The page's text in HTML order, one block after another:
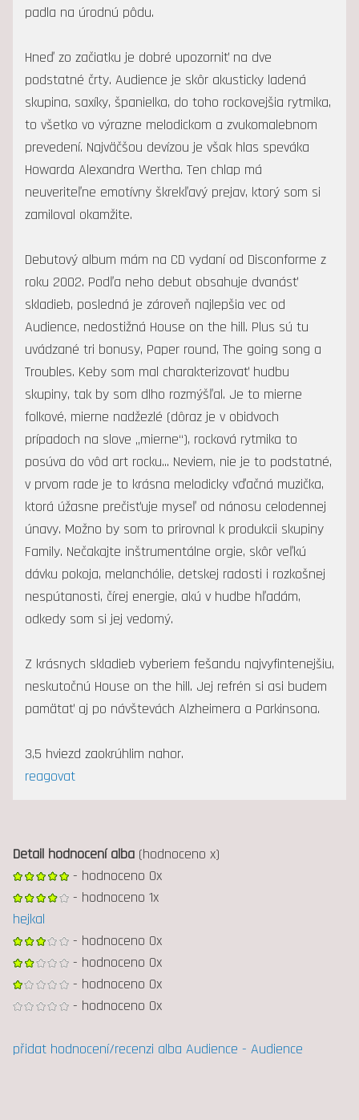
padla na úrodnú pôdu.
Hneď zo začiatku je dobré upozorniť na dve
podstatné črty. Audience je skôr akusticky ladená
skupina, saxíky, španielka, do toho rockovejšia rytmika,
to všetko vo výrazne melodickom a zvukomalebnom
prevedení. Najväčšou devízou je však hlas speváka
Howarda Alexandra Wertha. Ten chlap má
neuveriteľne emotívny škrekľavý prejav, ktorý som si
zamiloval okamžite.
Debutový album mám na CD vydaní od Disconforme z
roku 2002. Podľa neho debut obsahuje dvanásť
skladieb, posledná je zároveň najlepšia vec od
Audience, nedostižná House on the hill. Plus sú tu
uvádzané tri bonusy, Paper round, The going song a
Troubles. Keby som mal charakterizovať hudbu
skupiny, tak by som dlho rozmýšľal. Je to mierne
folkové, mierne nadžezlé (dôraz je v obidvoch
prípadoch na slove „mierne“), rocková rytmika to
posúva do vôd art rocku... Neviem, nie je to podstatné,
v prvom rade je to krásna melodicky vďačná muzička,
ktorá úžasne prečisťuje myseľ od nánosu celodennej
únavy. Možno by som to prirovnal k produkcii skupiny
Family. Nečakajte inštrumentálne orgie, skôr veľkú
dávku pokoja, melanchólie, detskej radosti i rozkošnej
nespútanosti, čírej energie, akú v hudbe hľadám,
odkedy som si jej vedomý.
Z krásnych skladieb vyberiem fešandu najvyfintenejšiu,
neskutočnú House on the hill. Jej refrén si asi budem
pamätať aj po návštevách Alzheimera a Parkinsona.
3,5 hviezd zaokrúhlim nahor.
reagovat
Detail hodnocení alba(hodnoceno x)
- hodnoceno 0x
- hodnoceno 1x
hejkal
- hodnoceno 0x
- hodnoceno 0x
- hodnoceno 0x
- hodnoceno 0x
přidat hodnocení/recenzi alba Audience - Audience